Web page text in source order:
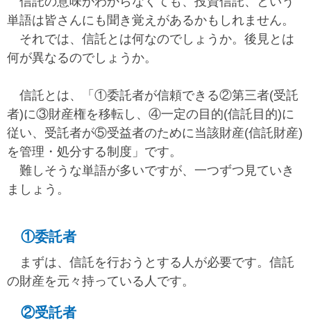
単語は皆さんにも聞き覚えがあるかもしれません。
それでは、信託とは何なのでしょうか。後見とは
何が異なるのでしょうか。
信託とは、「①委託者が信頼できる②第三者(受託
者)に③財産権を移転し、④一定の目的(信託目的)に
従い、受託者が⑤受益者のために当該財産(信託財産)
を管理・処分する制度」です。
難しそうな単語が多いですが、一つずつ見ていき
ましょう。
①委託者
まずは、信託を行おうとする人が必要です。信託
の財産を元々持っている人です。
②受託者